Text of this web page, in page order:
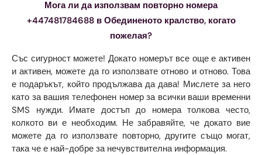
Мога ли да използвам повторно номера
+447481784688 в Обединеното кралство, когато
пожелая?
Със сигурност можете! Докато номерът все още е активен
и активен, можете да го използвате отново и отново. Това
е подаръкът, който продължава да дава! Мислете за него
като за вашия телефонен номер за всички ваши временни
SMS нужди. Имате достъп до номера толкова често,
колкото ви е необходим. Не забравяйте, че докато вие
можете да го използвате повторно, другите също могат,
така че е най-добре за нечувствителна информация.